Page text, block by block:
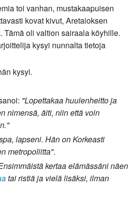
toi vanhan, mustakaapuisen
kovat kivut, Aretaioksen
Tämä oli valtion sairaala köyhille.
kysyi nunnalta tietoja
kysyi.
"Lopettakaa huulenheitto ja
nimensä, äiti, niin että voin
lapseni. Hän on Korkeasti
metropoliitta".
kertaa elämässäni näen
tai ristiä ja vielä lisäksi, ilman